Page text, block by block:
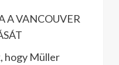
A VANCOUVER
hogy Müller